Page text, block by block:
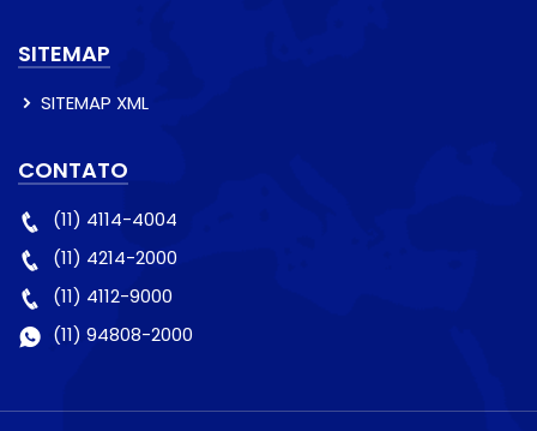
SITEMAP
SITEMAP XML
CONTATO
(11) 4114-4004
(11) 4214-2000
(11) 4112-9000
(11) 94808-2000